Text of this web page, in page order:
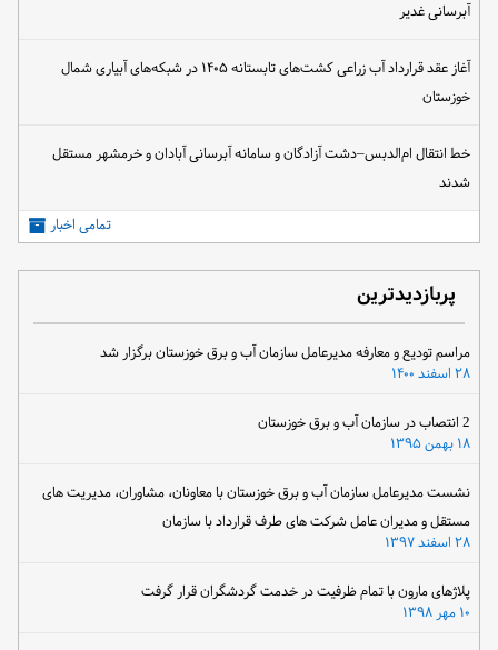
آبرسانی غدیر
آغاز عقد قرارداد آب زراعی کشت‌های تابستانه ۱۴۰۵ در شبکه‌های آبیاری شمال
خوزستان
خط انتقال ام‌الدبس–دشت آزادگان و سامانه آبرسانی آبادان و خرمشهر مستقل
شدند
تمامی اخبار
پربازدیدترین
مراسم تودیع و معارفه مدیرعامل سازمان آب و برق خوزستان برگزار شد
نشست مدیرعامل سازمان آب و برق خوزستان با معاونان، مشاوران، مدیریت های
مستقل و مدیران عامل شرکت های طرف قرارداد با سازمان
پلاژهای مارون با تمام ظرفیت در خدمت گردشگران قرار گرفت